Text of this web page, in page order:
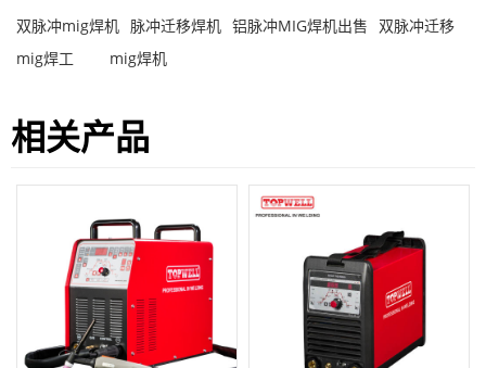
双脉冲mig焊机 脉冲迁移焊机 铝脉冲MIG焊机出售
双脉冲迁移
mig焊工
mig焊机
相关产品